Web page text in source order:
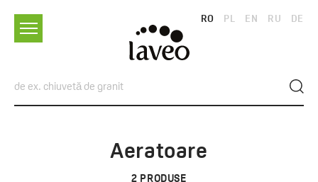
RO PL EN RU DE
Aeratoare
2 PRODUSE